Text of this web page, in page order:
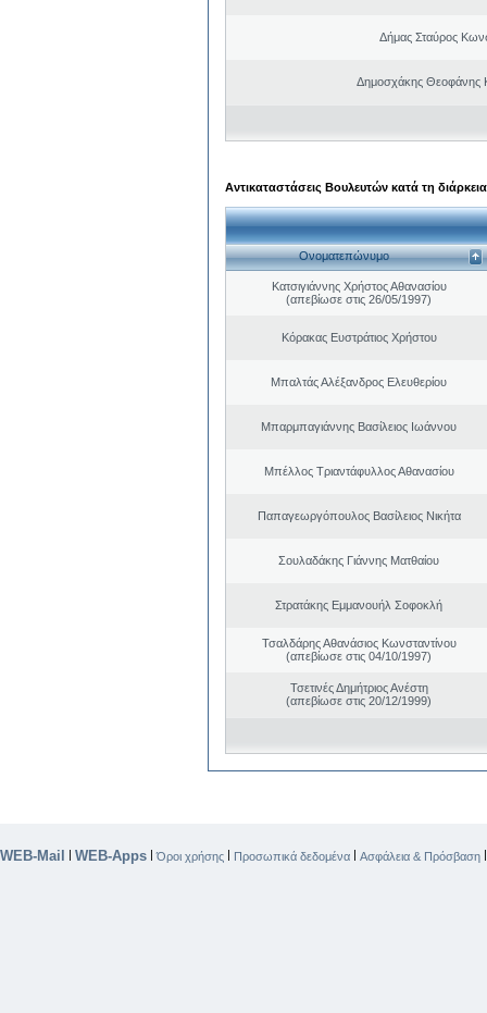
Δήμας Σταύρος
Δημοσχάκης Θεοφάνης
Αντικαταστάσεις Βουλευτών κατά τη
Ονοματεπώνυμο
Κατσιγιάννης Χρήστος Αθανασίου
(απεβίωσε στις 26/05/1997)
Κόρακας Ευστράτιος Χρήστου
Μπαλτάς Αλέξανδρος Ελευθερίου
Μπαρμπαγιάννης Βασίλειος Ιωάννου
Μπέλλος Τριαντάφυλλος Αθανασίου
Παπαγεωργόπουλος Βασίλειος Νικήτα
Σουλαδάκης Γιάννης Ματθαίου
Στρατάκης Εμμανουήλ Σοφοκλή
Τσαλδάρης Αθανάσιος Κωνσταντίνου
(απεβίωσε στις 04/10/1997)
Τσετινές Δημήτριος Ανέστη
(απεβίωσε στις 20/12/1999)
WEB-Mail | WEB-Apps |Όροι χρήσης | Προσωπικά δεδομένα | Ασφάλεια & Πρόσβαση